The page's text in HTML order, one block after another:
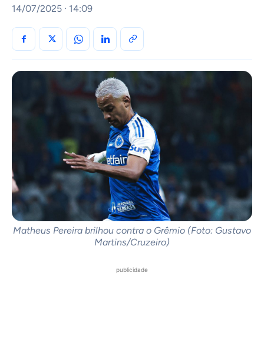
14/07/2025 · 14:09
Matheus Pereira brilhou contra o Grêmio (Foto: Gustavo
Martins/Cruzeiro)
publicidade